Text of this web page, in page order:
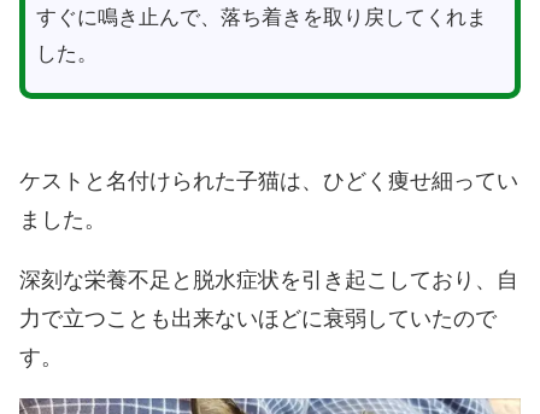
すぐに鳴き止んで、落ち着きを取り戻してくれま
した。
ケストと名付けられた子猫は、ひどく痩せ細ってい
ました。
深刻な栄養不足と脱水症状を引き起こしており、自
力で立つことも出来ないほどに衰弱していたので
す。